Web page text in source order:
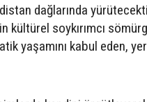
dağlarında
kültürel soykırımcı
yaşamını kabul eden,